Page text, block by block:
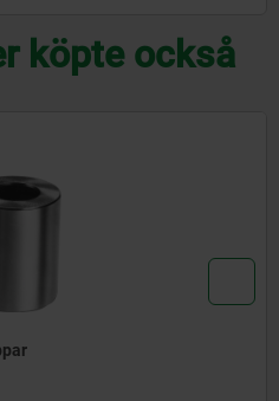
köpte också